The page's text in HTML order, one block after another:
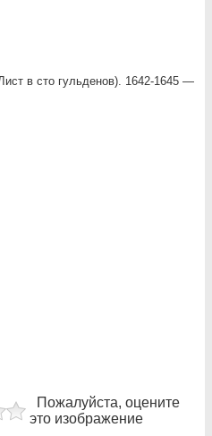
в сто гульденов). 1642-1645 —
Пожалуйста, оцените
это изображение